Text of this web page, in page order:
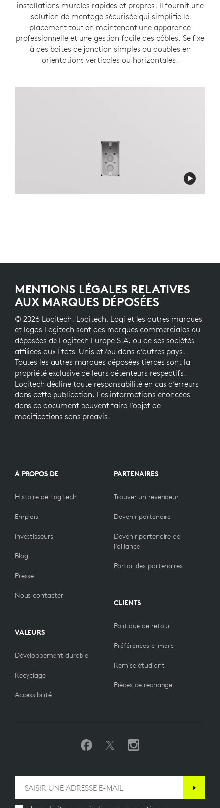
installations murales rapides et propres. Il fournit une
solution de montage sécurisée qui simplifie le
placement tout en maintenant une apparence
professionnelle et une gestion facile des câbles. Se fixe
à des boîtes de jonction simples ou doubles en
orientations verticales ou horizontales.
MENTIONS LÉGALES RELATIVES
AUX MARQUES DÉPOSÉES
© 2026 Logitech. Logitech, Logi et les autres marques
et logos Logitech sont des marques commerciales ou
déposées de Logitech Europe S.A. ou de ses sociétés
affiliées aux États-Unis et/ou dans d’autres pays.
Toutes les autres marques déposées tierces sont la
propriété exclusive de leurs détenteurs respectifs.
Logitech décline toute responsabilité en cas d’erreurs
dans cette publication. Les informations énoncées
dans ce document peuvent faire l’objet de
modifications sans préavis.
À PROPOS DE
Histoire de Logitech
Emplois
Investisseurs
Blog
Presse
Nous contacter
VALEURS
Développement durable
Recyclage
Accessibilité
PARTENAIRES
Trouver un revendeur
Devenir partenaire
Devenir partenaire de
l’alliance
Portail des partenaires
CLIENTS
Politique de retour
Préférences e-mails
Remise étudiant
Pièces de rechange